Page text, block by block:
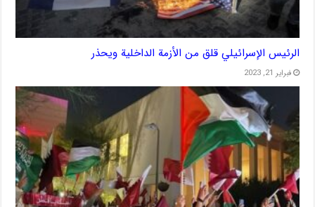
الرئيس الإسرائيلي قلق من الأزمة الداخلية ويحذر
فبراير 21, 2023